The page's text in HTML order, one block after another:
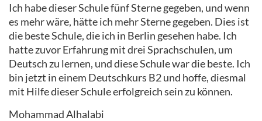
Ich habe dieser Schule fünf Sterne gegeben, und wenn
es mehr wäre, hätte ich mehr Sterne gegeben. Dies ist
die beste Schule, die ich in Berlin gesehen habe. Ich
hatte zuvor Erfahrung mit drei Sprachschulen, um
Deutsch zu lernen, und diese Schule war die beste. Ich
bin jetzt in einem Deutschkurs B2 und hoffe, diesmal
mit Hilfe dieser Schule erfolgreich sein zu können.
Mohammad Alhalabi